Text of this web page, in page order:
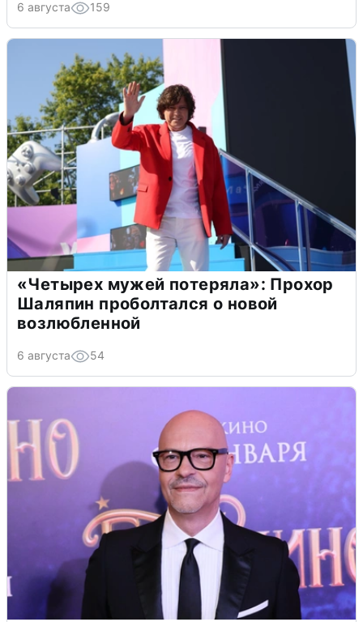
6 августа 159
«Четырех мужей потеряла»: Прохор
Шаляпин проболтался о новой
возлюбленной
6 августа 54